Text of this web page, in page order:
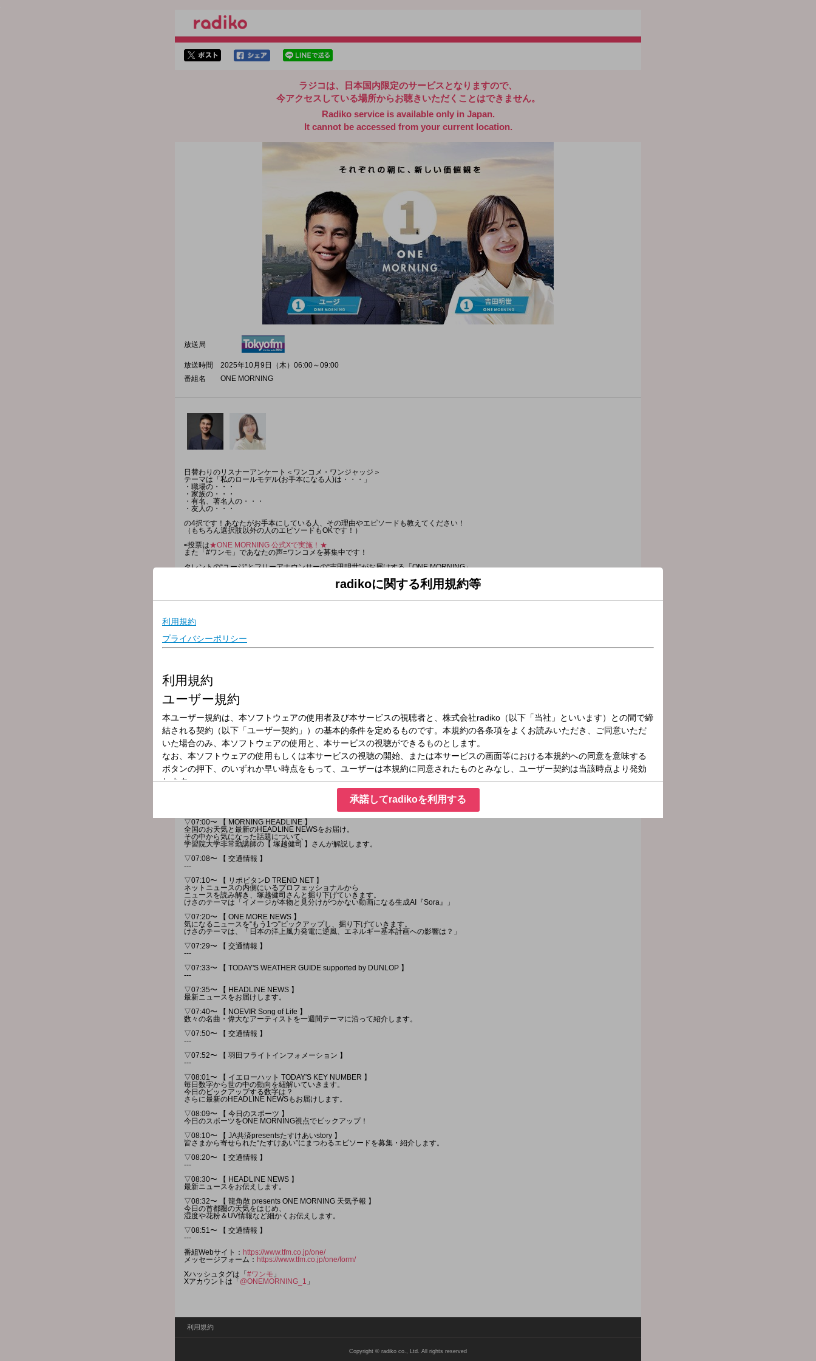
ラジコは、日本国内限定のサービスとなりますので、
今アクセスしている場所からお聴きいただくことはできません。
Radiko service is available only in Japan.
It cannot be accessed from your current location.
放送局
放送時間
2025年10月9日（木）06:00～09:00
番組名
ONE MORNING
日替わりのリスナーアンケート＜ワンコメ・ワンジャッジ＞
テーマは「私のロールモデル(お手本になる人)は・・・」
・職場の・・・
・家族の・・・
・有名、著名人の・・・
・友人の・・・
の4択です！あなたがお手本にしている人、その理由やエピソードも教えてください！
（もちろん選択肢以外の人のエピソードもOKです！）
⇨投票は★ONE MORNING 公式Xで実施！★
また「#ワンモ」であなたの声=ワンコメを募集中です！
タレントの“ユージ”とフリーアナウンサーの“吉田明世”がお届けする「ONE MORNING」。
みなさんのミュージックリクエストもHPから募集中！！
★AuDeeページはこちら！
▽06:00〜 【 HEADLINE NEWS & WEATHER 】
今朝の最新ニュース、最新のお天気は？
「私のロールモデル(お手本になる人)は・・・」
・職場の・・・
・有名、著名人の・・・
・友人の・・・
あなたがお手本にしている人、その理由やエピソードも教えてください！
「ONE MORNING」公式Xや番組メッセージフォームからお願いします！
7時台、8時台でも随所で紹介していきます。
▽06:25〜 【 WEATHER 】
全国の最新のお天気をお伝えします。
▽06:30〜 【 HEADLINE NEWS & WEATHER 】
HEADLINE NEWSと天気予報をお届けします。
トップアスリートたちが出演！ 日本各地で開催される競技会などを通して、かつての名選手から将来有望なオリンピック代表選手のタ
▽07:00〜 【 MORNING HEADLINE 】
全国のお天気と最新のHEADLINE NEWSをお届け。
その中から気になった話題について、
学習院大学非常勤講師の【 塚越健司 】さんが解説します。
▽07:08〜 【 交通情報 】
---
▽07:10〜 【 リポビタンD TREND NET 】
ネットニュースの内側にいるプロフェッショナルから
ニュースを読み解き、塚越健司さんと掘り下げていきます。
けさのテーマは「イメージが本物と見分けがつかない動画になる生成AI『Sora』」
▽07:20〜 【 ONE MORE NEWS 】
気になるニュースを“もう1つ”ピックアップし、掘り下げていきます。
けさのテーマは、「日本の洋上風力発電に逆風、エネルギー基本計画への影響は？」
▽07:29〜 【 交通情報 】
---
▽07:33〜 【 TODAY'S WEATHER GUIDE supported by DUNLOP 】
---
▽07:35〜 【 HEADLINE NEWS 】
最新ニュースをお届けします。
▽07:40〜 【 NOEVIR Song of Life 】
数々の名曲・偉大なアーティストを一週間テーマに沿って紹介します。
▽07:50〜 【 交通情報 】
---
▽07:52〜 【 羽田フライトインフォメーション 】
---
▽08:01〜 【 イエローハット TODAY'S KEY NUMBER 】
毎日数字から世の中の動向を紐解いていきます。
今日のピックアップする数字は？
さらに最新のHEADLINE NEWSもお届けします。
▽08:09〜 【 今日のスポーツ 】
今日のスポーツをONE MORNING視点でピックアップ！
▽08:10〜 【 JA共済presentsたすけあいstory 】
皆さまから寄せられた“たすけあい”にまつわるエピソードを募集・紹介します。
▽08:20〜 【 交通情報 】
---
▽08:30〜 【 HEADLINE NEWS 】
最新ニュースをお伝えします。
▽08:32〜 【 龍角散 presents ONE MORNING 天気予報 】
今日の首都圏の天気をはじめ、
湿度や花粉＆UV情報など細かくお伝えします。
▽08:51〜 【 交通情報 】
---
番組Webサイト： https://www.tfm.co.jp/one/
メッセージフォーム： https://www.tfm.co.jp/one/form/
Xハッシュタグは「 #ワンモ 」
Xアカウントは「 @ONEMORNING_1 」
利用規約
Copyright © radiko co., Ltd. All rights reserved
radikoに関する利用規約等
承諾してradikoを利用する